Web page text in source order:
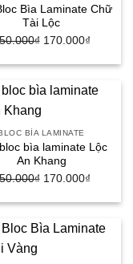
Bìa Laminate Chữ
Tài Lộc
₫ Giá
250.000₫.
170.000₫
là:
BÌA LAMINATE
bloc bìa laminate Lộc
An Khang
₫ Giá
250.000₫.
170.000₫
là: